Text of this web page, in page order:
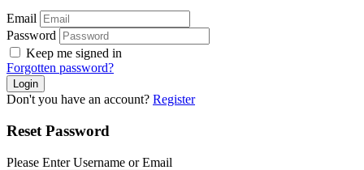
Email
Password
Keep me signed in
Forgotten password?
Don't you have an account? Register
Reset Password
Please Enter Username or Email